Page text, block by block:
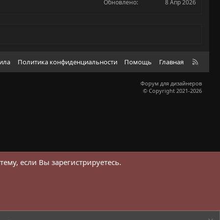
з
Обновлено
8 Апр 2026
Политика конфиденциальности Помощь Главная
R
S
Форум для дизайнеров
© Copyright 2021-2026
если Вы зарегистрируетесь.